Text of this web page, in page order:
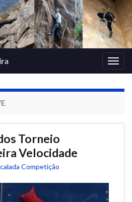
Torneio
Velocidade
Competição